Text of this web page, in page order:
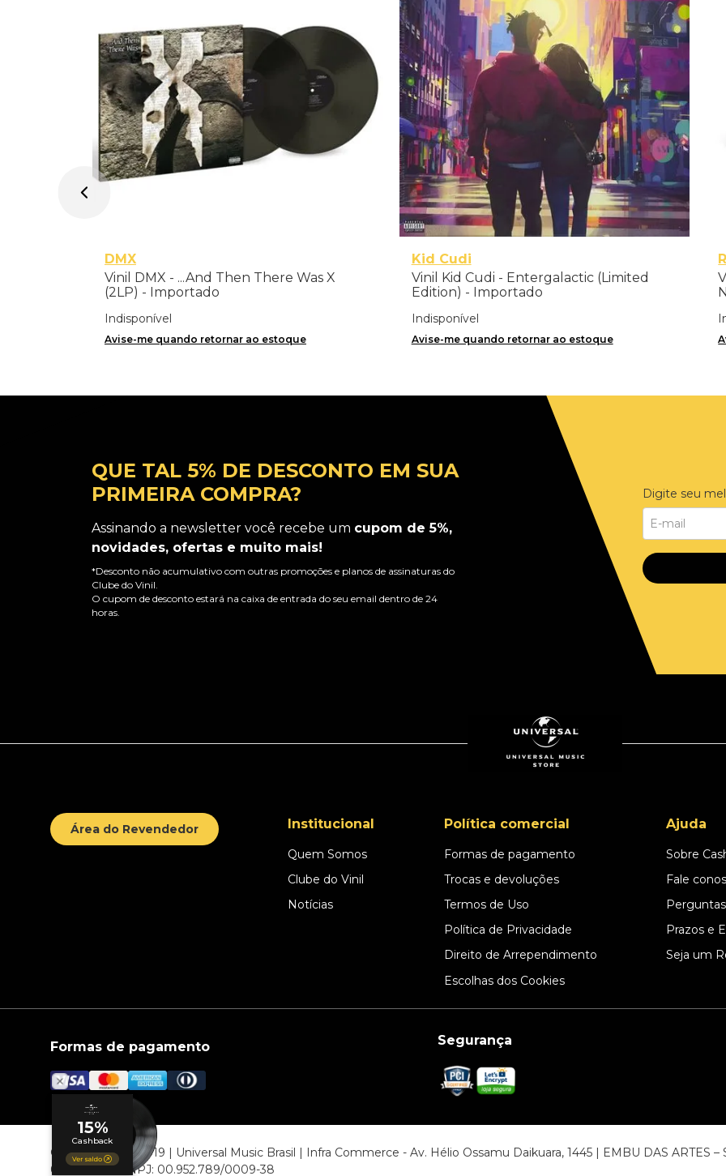
DMX
Vinil DMX - ...And Then There Was X
(2LP) - Importado
Indisponível
Avise-me quando retornar ao estoque
Kid Cudi
Vinil Kid Cudi - Entergalactic (Limited
Edition) - Importado
Indisponível
Avise-me quando retornar ao estoque
QUE TAL 5% DE DESCONTO EM SUA
PRIMEIRA COMPRA?
Assinando a newsletter você recebe um cupom de 5%,
novidades, ofertas e muito mais!
*Desconto não acumulativo com outras promoções e planos de assinaturas do
Clube do Vinil.
O cupom de desconto estará na caixa de entrada do seu email dentro de 24
horas.
Digite seu
Área do Revendedor Institucional
Quem Somos
Clube do Vinil
Notícias
Política comercial
Formas de pagamento
Trocas e devoluções
Termos de Uso
Política de Privacidade
Direito de Arrependimento
Escolhas dos Cookies
Ajuda
Sobre
Fale
Prazos e
Seja um
Formas de pagamento Segurança
© COPYRIGHT 2019 | Universal Music Brasil | Infra Commerce - Av. Hélio Ossamu Daikuara, 1445 | EMBU DAS ARTES –
06807-000 CNPJ: 00.952.789/0009-38